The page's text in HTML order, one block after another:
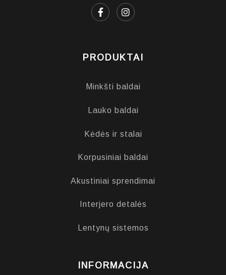
PRODUKTAI
Minkšti baldai
Lauko baldai
Kėdės ir stalai
Korpusiniai baldai
Akustiniai sprendimai
Interjero detalės
Lentynų sistemos
INFORMACIJA